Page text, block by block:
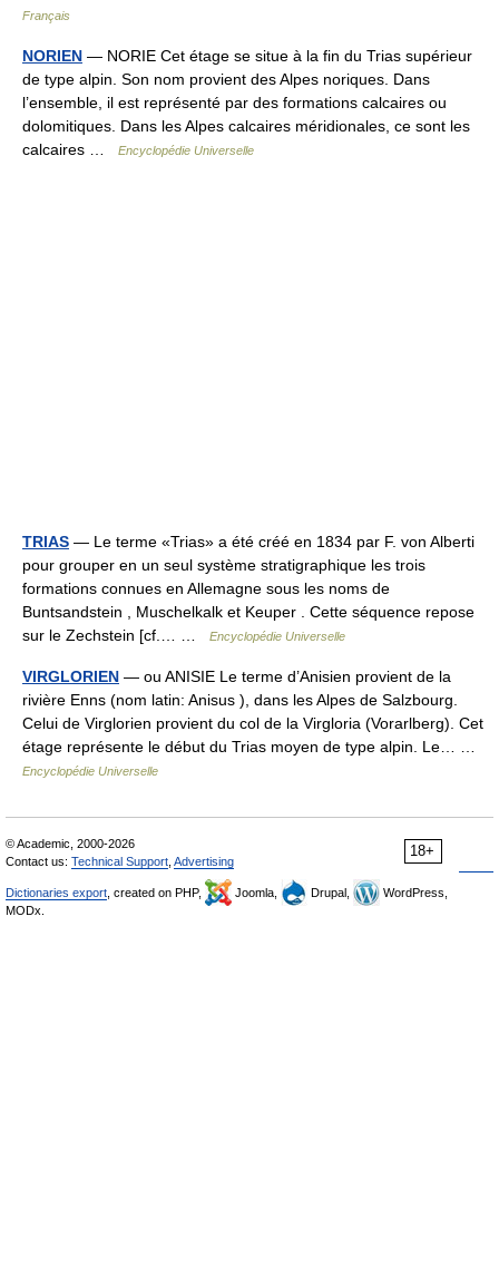
Français
NORIEN — NORIE Cet étage se situe à la fin du Trias supérieur
de type alpin. Son nom provient des Alpes noriques. Dans
l’ensemble, il est représenté par des formations calcaires ou
dolomitiques. Dans les Alpes calcaires méridionales, ce sont les
calcaires …
Encyclopédie Universelle
TRIAS — Le terme «Trias» a été créé en 1834 par F. von Alberti
pour grouper en un seul système stratigraphique les trois
formations connues en Allemagne sous les noms de
Buntsandstein , Muschelkalk et Keuper . Cette séquence repose
sur le Zechstein [cf.… …
Encyclopédie Universelle
VIRGLORIEN — ou ANISIE Le terme d’Anisien provient de la
rivière Enns (nom latin: Anisus ), dans les Alpes de Salzbourg.
Celui de Virglorien provient du col de la Virgloria (Vorarlberg). Cet
étage représente le début du Trias moyen de type alpin. Le… …
Encyclopédie Universelle
18+
© Academic, 2000-2026
Contact us: Technical Support Advertising
Dictionaries export , created on PHP, Joomla, Drupal,
WordPress,
MODx.